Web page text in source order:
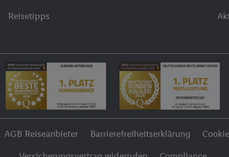
Reisetipps
AGB Reiseanbieter Barrierefreiheitserklärung